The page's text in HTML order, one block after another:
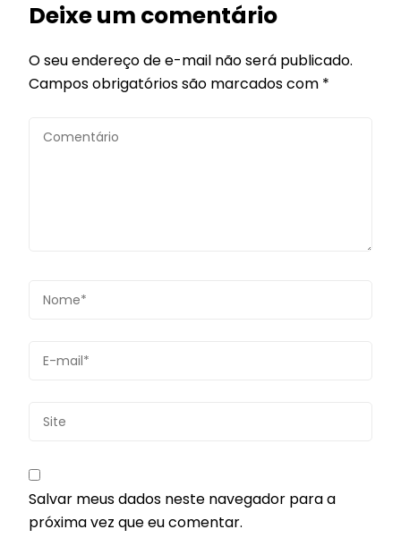
Deixe um comentário
O seu endereço de e-mail não será publicado.
Campos obrigatórios são marcados com *
Salvar meus dados neste navegador para a
próxima vez que eu comentar.